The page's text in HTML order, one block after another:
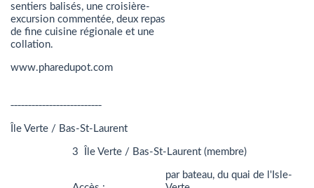
sentiers balisés, une croisière-
excursion commentée, deux repas
de fine cuisine régionale et une
collation.
www.pharedupot.com
Île Verte / Bas-St-Laurent
3 Île Verte / Bas-St-Laurent (membre)
par bateau, du quai de l'Isle-